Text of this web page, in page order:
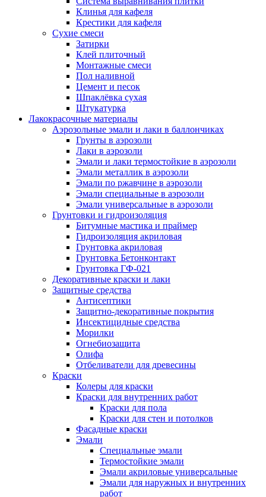
Клинья для кафеля
Крестики для кафеля
Сухие смеси
Затирки
Клей плиточный
Монтажные смеси
Пол наливной
Цемент и песок
Шпаклёвка сухая
Штукатурка
Лакокрасочные материалы
Аэрозольные эмали и лаки в баллончиках
Грунты в аэрозоли
Лаки в аэрозоли
Эмали и лаки термостойкие в аэрозоли
Эмали металлик в аэрозоли
Эмали по ржавчине в аэрозоли
Эмали специальные в аэрозоли
Эмали универсальные в аэрозоли
Грунтовки и гидроизоляция
Битумные мастика и праймер
Гидроизоляция акриловая
Грунтовка акриловая
Грунтовка Бетонконтакт
Грунтовка ГФ-021
Декоративные краски и лаки
Защитные средства
Антисептики
Защитно-декоративные покрытия
Инсектицидные средства
Морилки
Огнебиозащита
Олифа
Отбеливатели для древесины
Краски
Колеры для краски
Краски для внутренних работ
Краски для пола
Краски для стен и потолков
Фасадные краски
Эмали
Специальные эмали
Термостойкие эмали
Эмали акриловые универсальные
Эмали для наружных и внутренних
работ